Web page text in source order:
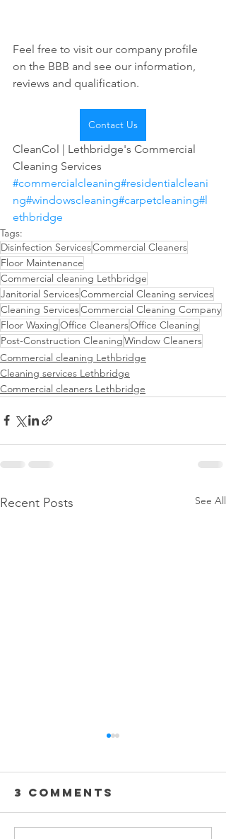
Feel free to visit our company profile
on the BBB and see our information,
reviews and qualification.
Contact Us
CleanCol | Lethbridge's Commercial
Cleaning Services
#commercialcleaning#residentialcleani
ng#windowscleaning#carpetcleaning#l
ethbridge
Tags:
Disinfection ServicesCommercial Cleaners
Floor Maintenance
Commercial cleaning Lethbridge
Janitorial ServicesCommercial Cleaning services
Cleaning ServicesCommercial Cleaning Company
Floor WaxingOffice CleanersOffice Cleaning
Post-Construction CleaningWindow Cleaners
Commercial cleaning Lethbridge
Cleaning services Lethbridge
Commercial cleaners Lethbridge
Recent Posts See All
3 Comments